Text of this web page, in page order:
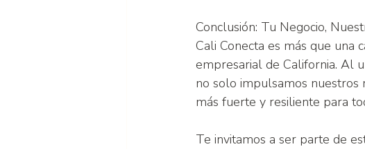
Conclusión: Tu Negocio,
Cali Conecta es más que una
empresarial de California. Al
no solo impulsamos nuestros
más fuerte y resiliente para
Te invitamos a ser parte de